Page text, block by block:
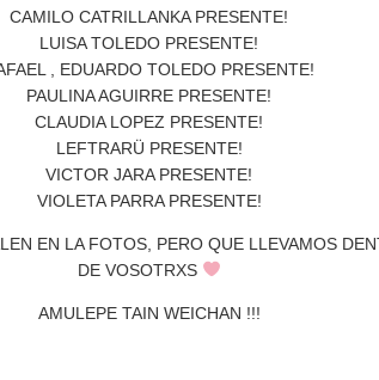
CAMILO CATRILLANKA PRESENTE!
LUISA TOLEDO PRESENTE!
, EDUARDO TOLEDO PRESENTE!
PAULINA AGUIRRE PRESENTE!
CLAUDIA LOPEZ PRESENTE!
LEFTRARÜ PRESENTE!
VICTOR JARA PRESENTE!
VIOLETA PARRA PRESENTE!
EN LA FOTOS, PERO QUE LLEVAMOS
DE VOSOTRXS
AMULEPE TAIN WEICHAN !!!